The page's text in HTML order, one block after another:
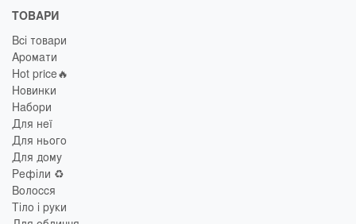
ТОВАРИ
Всі товари
Аромати
Hot price🔥
Новинки
Набори
Для неї
Для нього
Для дому
Рефіли ♻️
Волосся
Тіло і руки